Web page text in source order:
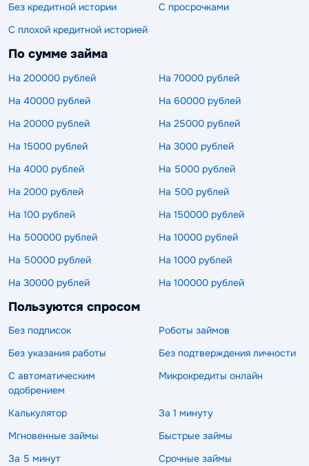
Без кредитной истории
С просрочками
С плохой кредитной историей
По сумме займа
На 200000 рублей
На 70000 рублей
На 40000 рублей
На 60000 рублей
На 20000 рублей
На 25000 рублей
На 15000 рублей
На 3000 рублей
На 4000 рублей
На 5000 рублей
На 2000 рублей
На 500 рублей
На 100 рублей
На 150000 рублей
На 500000 рублей
На 10000 рублей
На 50000 рублей
На 1000 рублей
На 30000 рублей
На 100000 рублей
Пользуются спросом
Без подписок
Роботы займов
Без указания работы
Без подтверждения личности
С автоматическим
одобрением
Микрокредиты онлайн
Калькулятор
За 1 минуту
Мгновенные займы
Быстрые займы
За 5 минут
Срочные займы